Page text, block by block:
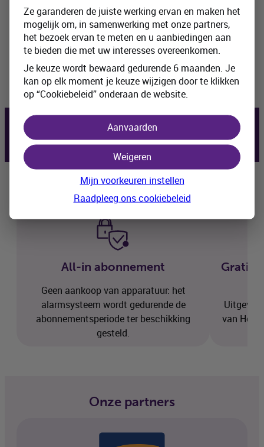
Organisatie beveiligingsmaatregelen woning
Bescherming tegen brandgevaar door
rookdetectie met oproep naar de
Wil je graag meer informatie?
Voordelen van Homiris
All-in abonnement
Geen aankoop van apparatuur: het
alarmsysteem wordt gedurende de
abonnementsperiode ter beschikking
gesteld.
Gratis
van
Onze partners
Ze garanderen de juiste werking ervan en maken het
mogelijk om, in samenwerking met onze partners,
het bezoek ervan te meten en u aanbiedingen aan
te bieden die met uw interesses overeenkomen.
Je keuze wordt bewaard gedurende 6 maanden. Je
kan op elk moment je keuze wijzigen door te klikken
op “Cookiebeleid” onderaan de website.
Aanvaarden
Weigeren
Mijn voorkeuren instellen
Raadpleeg ons cookiebeleid